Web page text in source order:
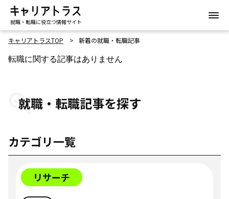
就職・転職に役立つ情報サイト
キャリアトラスTOP 新着の就職・転職記事
転職に関する記事はありません
就職・転職記事を探す
カテゴリ一覧
リサーチ